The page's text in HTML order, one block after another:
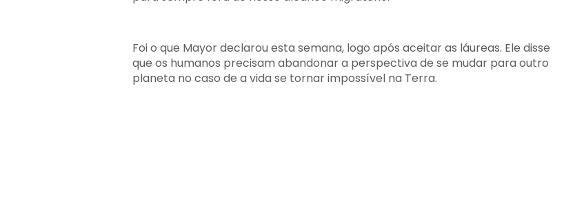
Foi o que Mayor declarou esta semana, logo após aceitar as láureas. Ele disse
que os humanos precisam abandonar a perspectiva de se mudar para outro
planeta no caso de a vida se tornar impossível na Terra.